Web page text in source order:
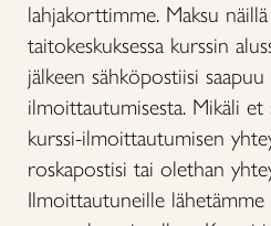
lahjakorttimme. Maksu
taitokeskuksessa kurssin
jälkeen sähköpostiisi
ilmoittautumisesta. Mikäli et
kurssi-ilmoittautumisen
roskapostisi tai olethan
Ilmoittautuneille